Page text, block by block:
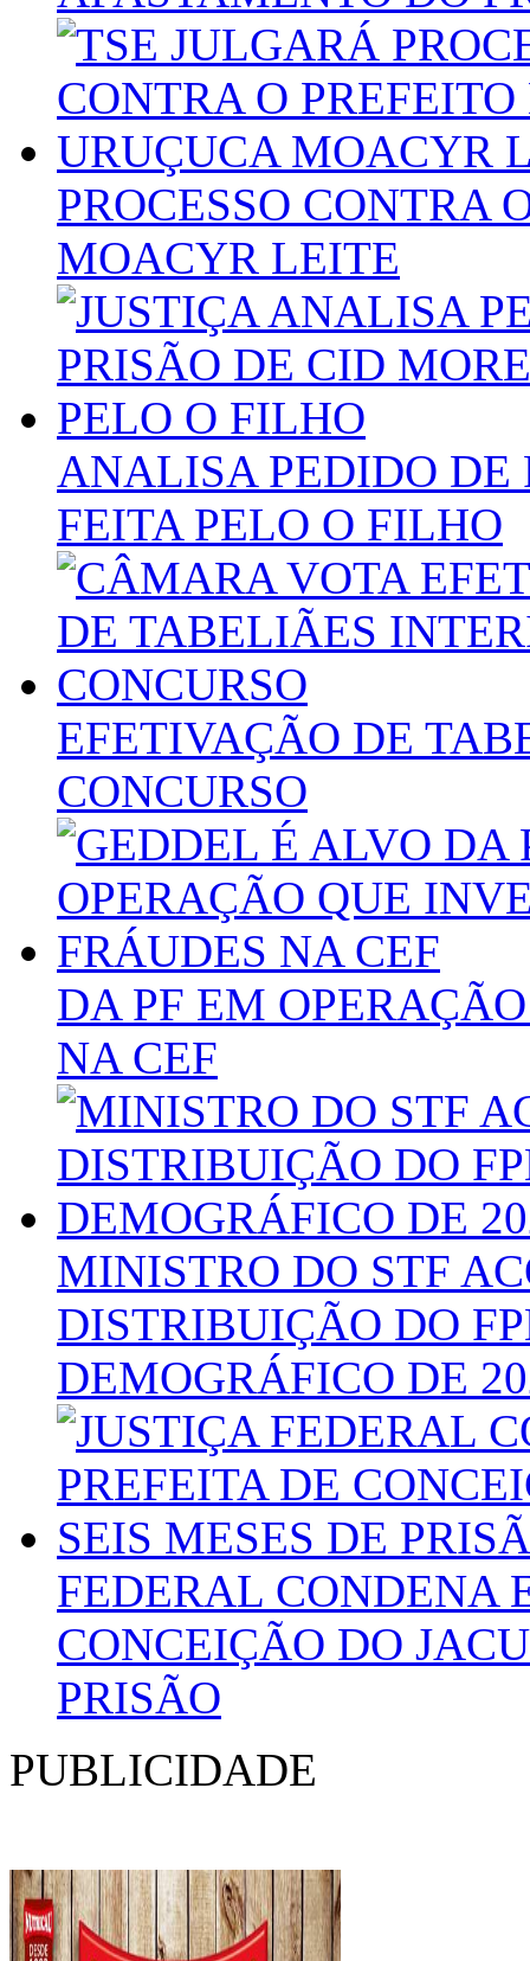
PROCESSO CONTRA
MOACYR LEITE
ANALISA PEDIDO DE
FEITA PELO O FILHO
EFETIVAÇÃO DE
CONCURSO
DA PF EM
NA CEF
MINISTRO DO STF
DISTRIBUIÇÃO DO
DEMOGRÁFICO DE
FEDERAL CONDENA
CONCEIÇÃO DO
PRISÃO
PUBLICIDADE